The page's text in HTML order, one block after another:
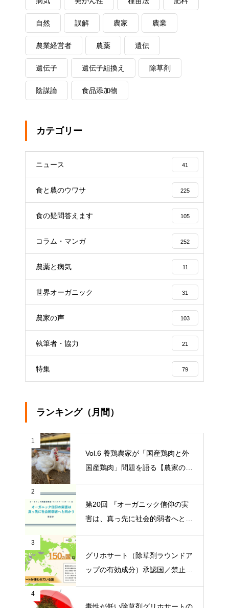
自然 誤解 農家 農業
農業経営者 農薬 遺伝
遺伝子 遺伝子組換え 除草剤
陰謀論 食品添加物
カテゴリー
ニュース 41
食と農のウワサ 225
食の疑問答えます 105
コラム・マンガ 252
農薬と病気 11
世界オーガニック 31
農家の声 103
執筆者・協力 21
特集 79
ランキング（月間）
1
Vol.6 養鶏農家が「国産鶏肉と外
国産鶏肉」問題を語る【農家の本
2
第20回 『オーガニック信仰の実
害は、真っ先に社会的弱者へと向
3
グリホサート（除草剤ラウンドア
ップの有効成分）承認国／禁止国
4